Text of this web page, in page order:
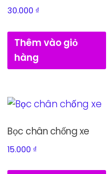
30.000 ₫
Thêm vào giỏ
hàng
Bọc chân chống xe
15.000 ₫